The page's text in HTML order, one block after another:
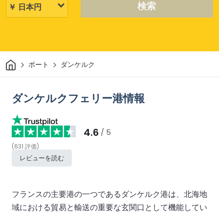
検索
家 ポート ダンケルク
ダンケルクフェリー港情報
4.6 / 5
(631 評価)
レビューを読む
フランスの主要港の一つであるダンケルク港は、北海地
域における貿易と輸送の重要な玄関口として機能してい